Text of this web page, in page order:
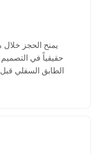
يمنح الحجز خلال
حقيقياً في
الطابق السفلي